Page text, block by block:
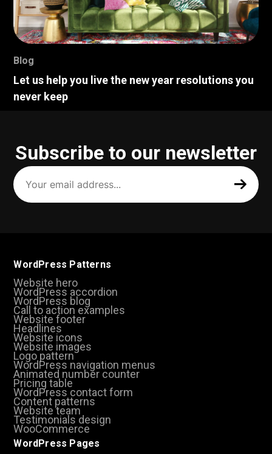
Blog
Let us help you live the new year resolutions you
never keep
Subscribe to our newsletter
Your
email
address
(Required)
WordPress Patterns
Website hero
WordPress accordion
WordPress blog
Call to action examples
Website footer
Headlines
Website icons
Website images
Logo pattern
WordPress navigation menus
Animated number counter
Pricing table
WordPress contact form
Content patterns
Website team
Testimonials design
WooCommerce
WordPress Pages